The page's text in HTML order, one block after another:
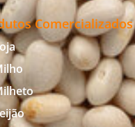
Comercializados